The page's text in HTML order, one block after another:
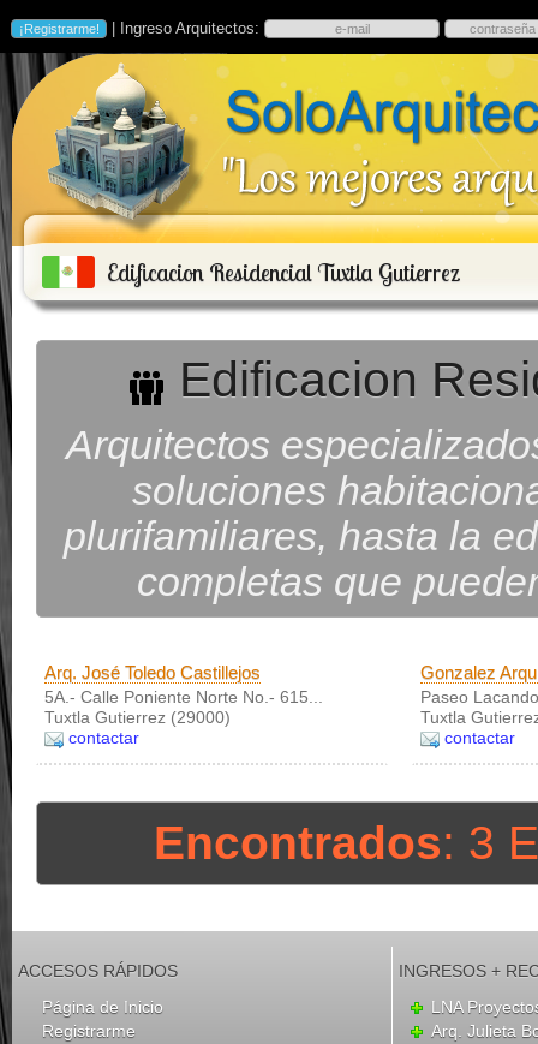
| Ingreso Arquitectos:
Edificacion Residencial Tuxtla Gutierrez
Edificacion
Arquitectos
soluciones
plurifamiliares, hasta la
completas que
Arq. José Toledo Castillejos
5A.- Calle Poniente Norte No.- 615...
Tuxtla Gutierrez (29000)
contactar
Gonzalez
Paseo
Tuxtla
contactar
Encontrados: 3
ACCESOS RÁPIDOS
Página de Inicio
Registrarme
INGRESOS +
LNA
Arq. Julieta